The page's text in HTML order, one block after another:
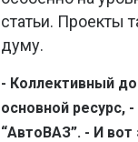
статьи. Проекты
думу.
- Коллективный
основной ресурс,
“АвтоВАЗ”. - И